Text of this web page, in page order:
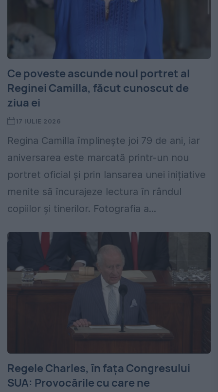
Ce poveste ascunde noul portret al
Reginei Camilla, făcut cunoscut de
ziua ei
17 IULIE 2026
Regina Camilla împlinește joi 79 de ani, iar
aniversarea este marcată printr-un nou
portret oficial și prin lansarea unei inițiative
menite să încurajeze lectura în rândul
copiilor și tinerilor. Fotografia a...
Regele Charles, în fața Congresului
SUA: Provocările cu care ne